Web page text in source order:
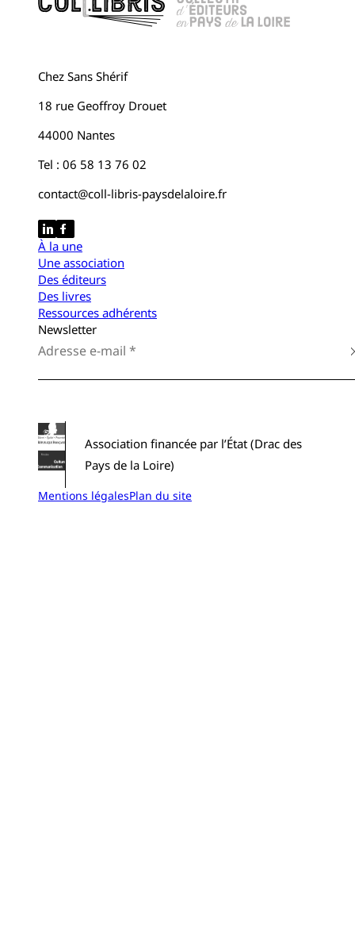
Chez Sans Shérif
18 rue Geoffroy Drouet
44000 Nantes
Tel : 06 58 13 76 02
contact@coll-libris-paysdelaloire.fr
À la une
Une association
Des éditeurs
Des livres
Ressources adhérents
Newsletter
Association financée par l’État (Drac des
Pays de la Loire)
Mentions légalesPlan du site